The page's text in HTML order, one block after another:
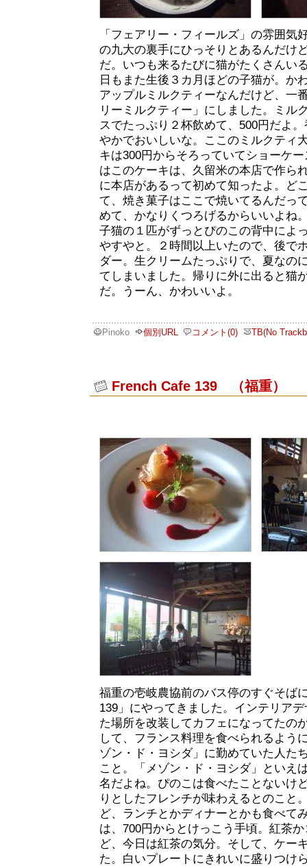
「フェアリー・フィールズ」の雰囲気
の九大の裏手にひっそりとあるんだけ
だ。いつも来るたびに猫がたくさんい
日もまた生後３カ月ほどの子猫が。か
アップルミルクティーなんだけど、一
リーミルクティー」にしました。ミル
スでたっぷり２杯飲めて、500円だよ
やかでおいしいな。ここのミルクティ
キは300円からそろっていてショーケ
はこのケーキは、久留米の本店で作ら
に本店があるって初めて知ったよ。ど
て、焼き菓子はここで焼いてるんだっ
めて、かなりくつろげるからいいよね
子猫の１匹がずっとぴのこの背中によ
やすやと。２時間以上いたので、後で
ダー。生クリームたっぷりで、夏なの
てしまいました。帰りに外に出ると猫
だ。うーん、かわいいよ。
Pinoko 個別URL コメント(0) TB(No
French Cafe 139 （福重）
福重の壱岐農協前のバス停のすぐそば
139」にやってきました。インテリア
た場所を改装してカフェになってたの
して、フランス料理を食べられるよう
ゾン・ド・ヨシダ」に勤めていた人た
こと。「メゾン・ド・ヨシダ」といえ
名だよね。ぴのこは食べたことないけ
りとしたフレンチが味わえるとのこと
ど、ランチとかディナーとかも食べて
は、700円からとけっこう手頃。紅茶
ど、今日は紅茶の気分。そして、ケー
た。白いプレートにきれいに盛りつけ